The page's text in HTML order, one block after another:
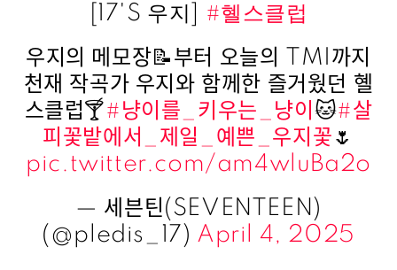
[17'S 우지] #혤스클럽
우지의 메모장📝부터 오늘의 TMI까지
천재 작곡가 우지와 함께한 즐거웠던 혤
스클럽🍸#냥이를_키우는_냥이 🐱#살
피꽃밭에서_제일_예쁜_우지꽃🌷
pic.twitter.com/am4wluBa2o
— 세븐틴(SEVENTEEN)
(@pledis_17) April 4, 2025